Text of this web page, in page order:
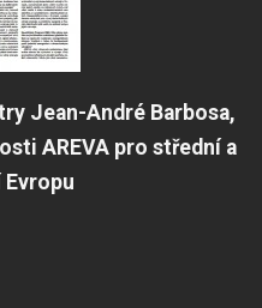
Jean-André Barbosa,
AREVA pro střední a